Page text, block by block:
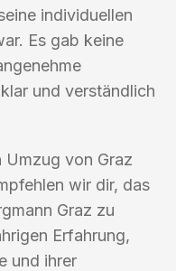
individuellen
Es gab keine
und verständlich
Umzug von Graz
wir dir, das
Graz zu
Erfahrung,
und ihrer